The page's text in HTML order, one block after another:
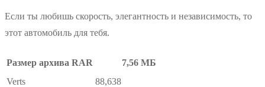
Если ты любишь скорость, элегантность и независимость, то
этот автомобиль для тебя.
Размер архива RAR
7,56 МБ
Verts
88,638